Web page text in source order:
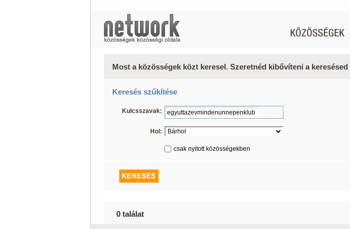
Most a közösségek közt keresel. Szeretnéd kibővíteni a keresésed
Keresés szűkítése
Kulcsszavak:
Hol:
csak nyitott közösségekben
0 találat